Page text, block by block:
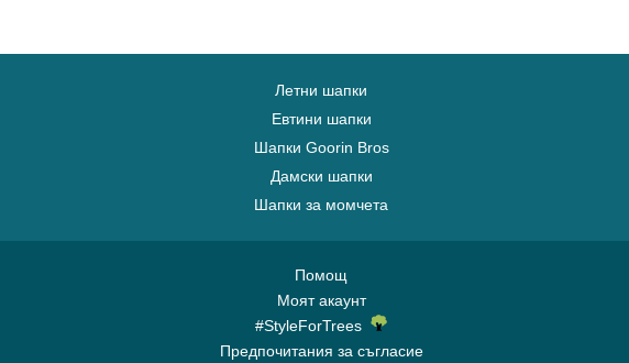
Летни шапки
Евтини шапки
Шапки Goorin Bros
Дамски шапки
Шапки за момчета
Помощ
Моят акаунт
#StyleForTrees
Предпочитания за съгласие